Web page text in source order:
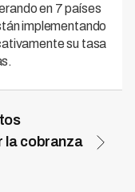
en 7 países
implementando
su tasa
la cobranza